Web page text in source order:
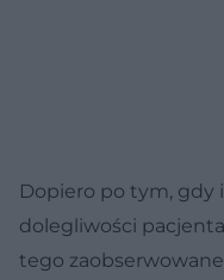
Dopiero po tym, gdy
dolegliwości
tego